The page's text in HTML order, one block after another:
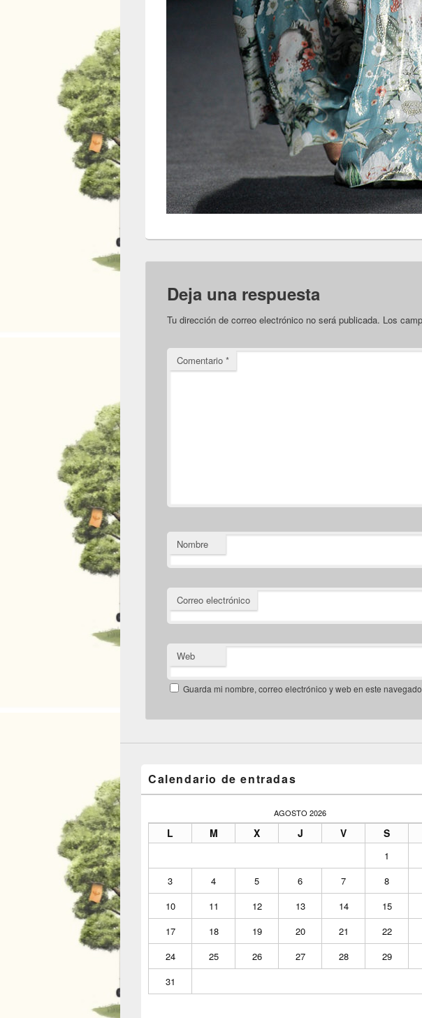
Deja una respuesta
Tu dirección de correo electrónico no será publicada. Los
Comentario *
Nombre
Correo electrónico
Web
Guarda mi nombre, correo electrónico y web en este
Calendario de entradas
AGOSTO 2026
L M X J V S
1
3
4 5 6 7 8
10
11 12 13 14 15
17
18 19 20 21 22
24
25 26 27 28 29
31